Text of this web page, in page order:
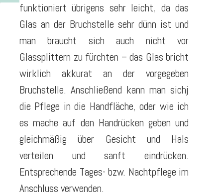
funktioniert übrigens sehr leicht, da das
Glas an der Bruchstelle sehr dünn ist und
man braucht sich auch nicht vor
Glassplittern zu fürchten – das Glas bricht
wirklich akkurat an der vorgegeben
Bruchstelle. Anschließend kann man sichj
die Pflege in die Handfläche, oder wie ich
es mache auf den Handrücken geben und
gleichmäßig über Gesicht und Hals
verteilen und sanft eindrücken.
Entsprechende Tages- bzw. Nachtpflege im
Anschluss verwenden.